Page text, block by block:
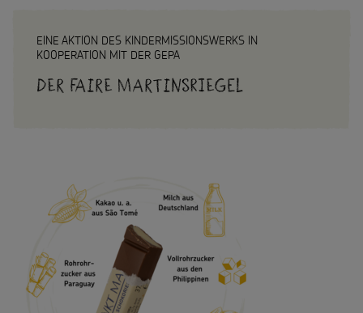
EINE AKTION DES KINDERMISSIONSWERKS IN
KOOPERATION MIT DER GEPA
Der faire Martinsriegel